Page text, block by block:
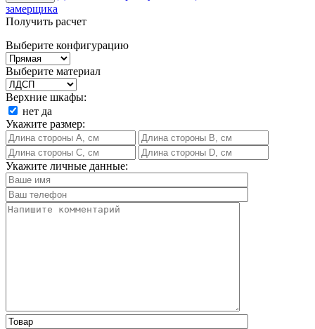
замерщика
Получить расчет
Выберите конфигурацию
Выберите материал
Верхние шкафы:
нет да
Укажите размер:
Укажите личные данные: